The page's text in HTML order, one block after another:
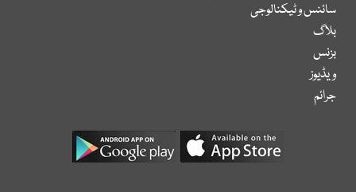
سائنس و ٹیکنالوجی
بلاگ
بزنس
ویڈیوز
جرائم